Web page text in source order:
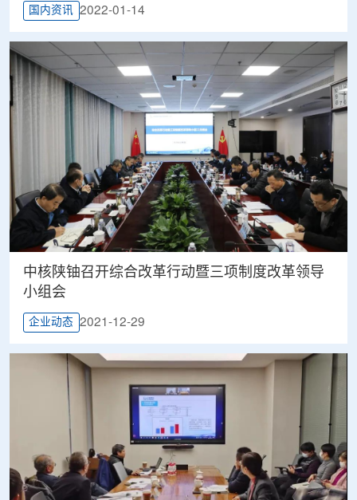
国内资讯 2022-01-14
中核陕铀召开综合改革行动暨三项制度改革领导
小组会
企业动态 2021-12-29